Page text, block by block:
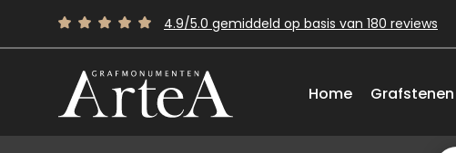
Home Grafstenen
4.9/5.0 gemiddeld op basis van 180 reviews